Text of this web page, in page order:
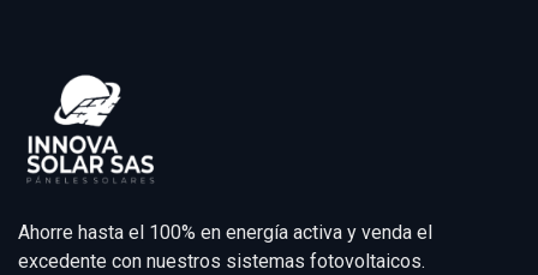
Ahorre hasta el 100% en energía activa y venda el
excedente con nuestros sistemas fotovoltaicos.